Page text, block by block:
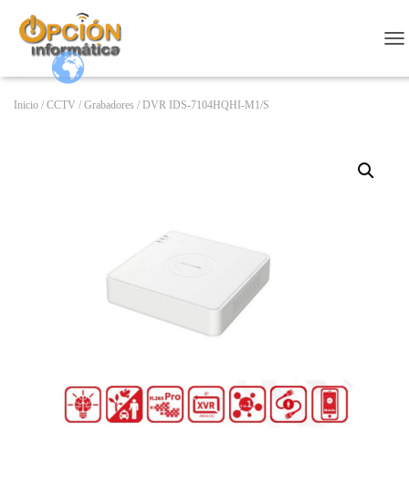
Inicio / CCTV / Grabadores / DVR IDS-7104HQHI-M1/S